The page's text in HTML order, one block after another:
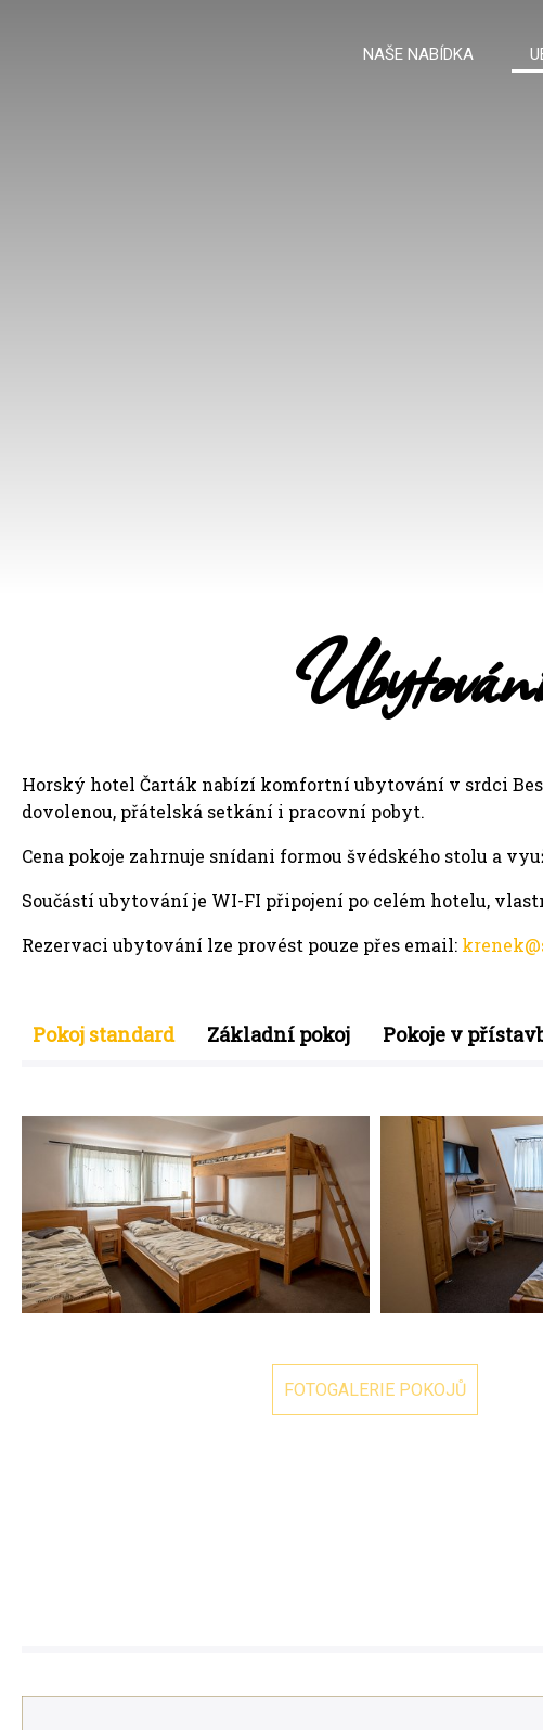
NAŠE NABÍDKA
Horský hotel Čarták nabízí komfortní ubytování v srdci
dovolenou, přátelská setkání i pracovní pobyt.
Cena pokoje zahrnuje snídani formou švédského stolu a
Součástí ubytování je WI-FI připojení po celém hotelu,
Rezervaci ubytování lze provést pouze přes email:
Pokoj standard Základní pokoj Pokoje v
FOTOGALERIE POKOJŮ